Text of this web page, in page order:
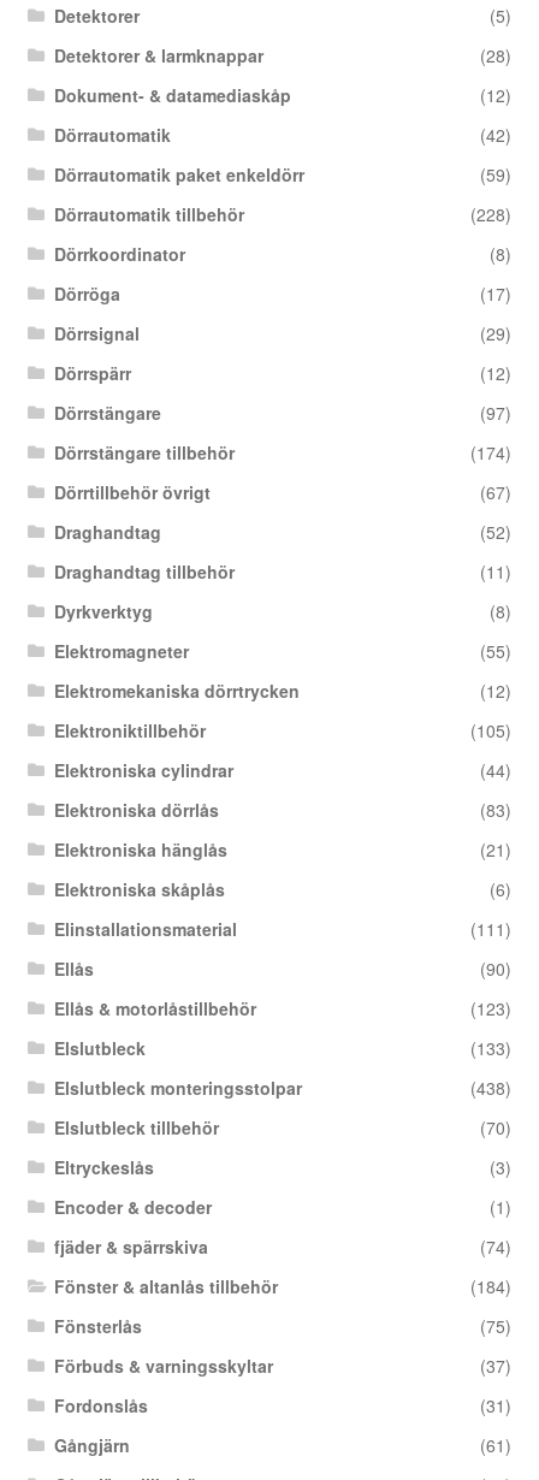
Detektorer
(5)
Detektorer & larmknappar
(28)
Dokument- & datamediaskåp
(12)
Dörrautomatik
(42)
Dörrautomatik paket enkeldörr
(59)
Dörrautomatik tillbehör
(228)
Dörrkoordinator
(8)
Dörröga
(17)
Dörrsignal
(29)
Dörrspärr
(12)
Dörrstängare
(97)
Dörrstängare tillbehör
(174)
Dörrtillbehör övrigt
(67)
Draghandtag
(52)
Draghandtag tillbehör
(11)
Dyrkverktyg
(8)
Elektromagneter
(55)
Elektromekaniska dörrtrycken
(12)
Elektroniktillbehör
(105)
Elektroniska cylindrar
(44)
Elektroniska dörrlås
(83)
Elektroniska hänglås
(21)
Elektroniska skåplås
(6)
Elinstallationsmaterial
(111)
Ellås
(90)
Ellås & motorlåstillbehör
(123)
Elslutbleck
(133)
Elslutbleck monteringsstolpar
(438)
Elslutbleck tillbehör
(70)
Eltryckeslås
(3)
Encoder & decoder
(1)
fjäder & spärrskiva
(74)
Fönster & altanlås tillbehör
(184)
Fönsterlås
(75)
Förbuds & varningsskyltar
(37)
Fordonslås
(31)
Gångjärn
(61)